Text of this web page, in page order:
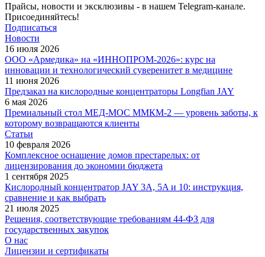
Прайсы, новости и эксклюзивы - в нашем Telegram-канале.
Присоединяйтесь!
Подписаться
Новости
16 июля 2026
ООО «Армедика» на «ИННОПРОМ-2026»: курс на
инновации и технологический суверенитет в медицине
11 июня 2026
Предзаказ на кислородные концентраторы Longfian JAY
6 мая 2026
Премиальный стол МЕД-МОС ММКМ-2 — уровень заботы, к
которому возвращаются клиенты
Статьи
10 февраля 2026
Комплексное оснащение домов престарелых: от
лицензирования до экономии бюджета
1 сентября 2025
Кислородный концентратор JAY 3A, 5A и 10: инструкция,
сравнение и как выбрать
21 июля 2025
Решения, соответствующие требованиям 44-ФЗ для
государственных закупок
О нас
Лицензии и сертификаты